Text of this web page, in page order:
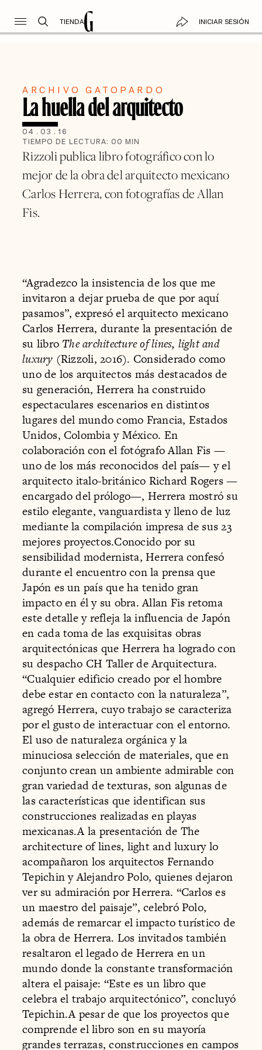
TIENDA INICIAR SESIÓN
ARCHIVO GATOPARDO
La huella del arquitecto
04 . 03 . 16
TIEMPO DE LECTURA: 00 MIN
Rizzoli publica libro fotográfico con lo
mejor de la obra del arquitecto mexicano
Carlos Herrera, con fotografías de Allan
Fis.
“Agradezco la insistencia de los que me
invitaron a dejar prueba de que por aquí
pasamos”, expresó el arquitecto mexicano
Carlos Herrera, durante la presentación de
su libro The architecture of lines, light and
luxury (Rizzoli, 2016). Considerado como
uno de los arquitectos más destacados de
su generación, Herrera ha construido
espectaculares escenarios en distintos
lugares del mundo como Francia, Estados
Unidos, Colombia y México. En
colaboración con el fotógrafo Allan Fis —
uno de los más reconocidos del país— y el
arquitecto italo-británico Richard Rogers —
encargado del prólogo—, Herrera mostró su
estilo elegante, vanguardista y lleno de luz
mediante la compilación impresa de sus 23
mejores proyectos.Conocido por su
sensibilidad modernista, Herrera confesó
durante el encuentro con la prensa que
Japón es un país que ha tenido gran
impacto en él y su obra. Allan Fis retoma
este detalle y refleja la influencia de Japón
en cada toma de las exquisitas obras
arquitectónicas que Herrera ha logrado con
su despacho CH Taller de Arquitectura.
“Cualquier edificio creado por el hombre
debe estar en contacto con la naturaleza”,
agregó Herrera, cuyo trabajo se caracteriza
por el gusto de interactuar con el entorno.
El uso de naturaleza orgánica y la
minuciosa selección de materiales, que en
conjunto crean un ambiente admirable con
gran variedad de texturas, son algunas de
las características que identifican sus
construcciones realizadas en playas
mexicanas.A la presentación de The
architecture of lines, light and luxury lo
acompañaron los arquitectos Fernando
Tepichin y Alejandro Polo, quienes dejaron
ver su admiración por Herrera. “Carlos es
un maestro del paisaje”, celebró Polo,
además de remarcar el impacto turístico de
la obra de Herrera. Los invitados también
resaltaron el legado de Herrera en un
mundo donde la constante transformación
altera el paisaje: “Este es un libro que
celebra el trabajo arquitectónico”, concluyó
Tepichin.A pesar de que los proyectos que
comprende el libro son en su mayoría
grandes terrazas, construcciones en campos